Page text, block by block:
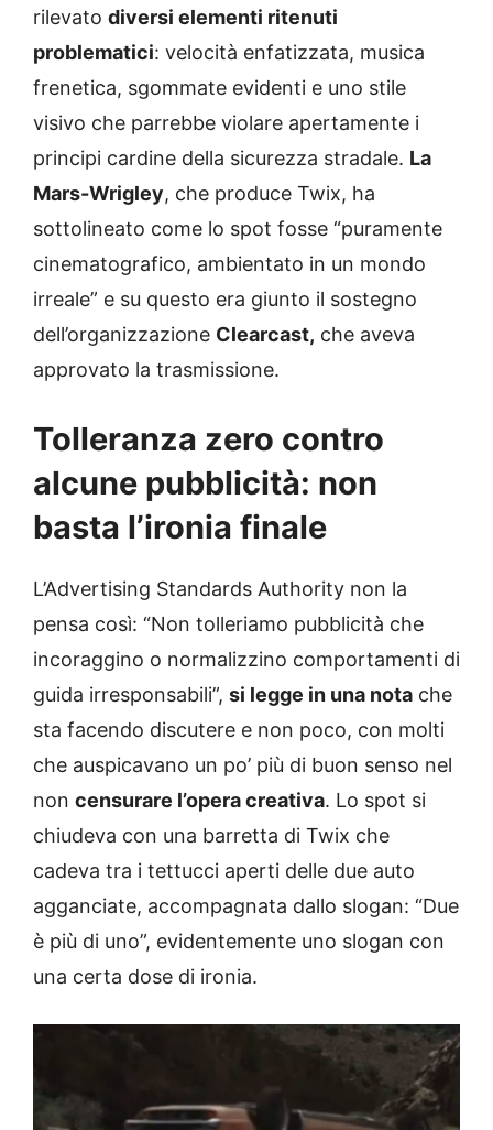
rilevato diversi elementi ritenuti
problematici: velocità enfatizzata, musica
frenetica, sgommate evidenti e uno stile
visivo che parrebbe violare apertamente i
principi cardine della sicurezza stradale. La
Mars-Wrigley, che produce Twix, ha
sottolineato come lo spot fosse “puramente
cinematografico, ambientato in un mondo
irreale” e su questo era giunto il sostegno
dell’organizzazione Clearcast, che aveva
approvato la trasmissione.
Tolleranza zero contro
alcune pubblicità: non
basta l’ironia finale
L’Advertising Standards Authority non la
pensa così: “Non tolleriamo pubblicità che
incoraggino o normalizzino comportamenti di
guida irresponsabili”, si legge in una nota che
sta facendo discutere e non poco, con molti
che auspicavano un po’ più di buon senso nel
non censurare l’opera creativa. Lo spot si
chiudeva con una barretta di Twix che
cadeva tra i tettucci aperti delle due auto
agganciate, accompagnata dallo slogan: “Due
è più di uno”, evidentemente uno slogan con
una certa dose di ironia.